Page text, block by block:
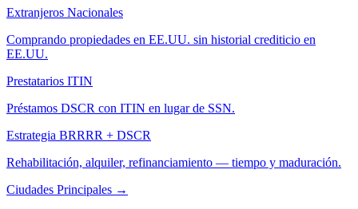
Extranjeros Nacionales
Comprando propiedades en EE.UU. sin historial crediticio en
EE.UU.
Prestatarios ITIN
Préstamos DSCR con ITIN en lugar de SSN.
Estrategia BRRRR + DSCR
Rehabilitación, alquiler, refinanciamiento — tiempo y maduración.
Ciudades Principales →